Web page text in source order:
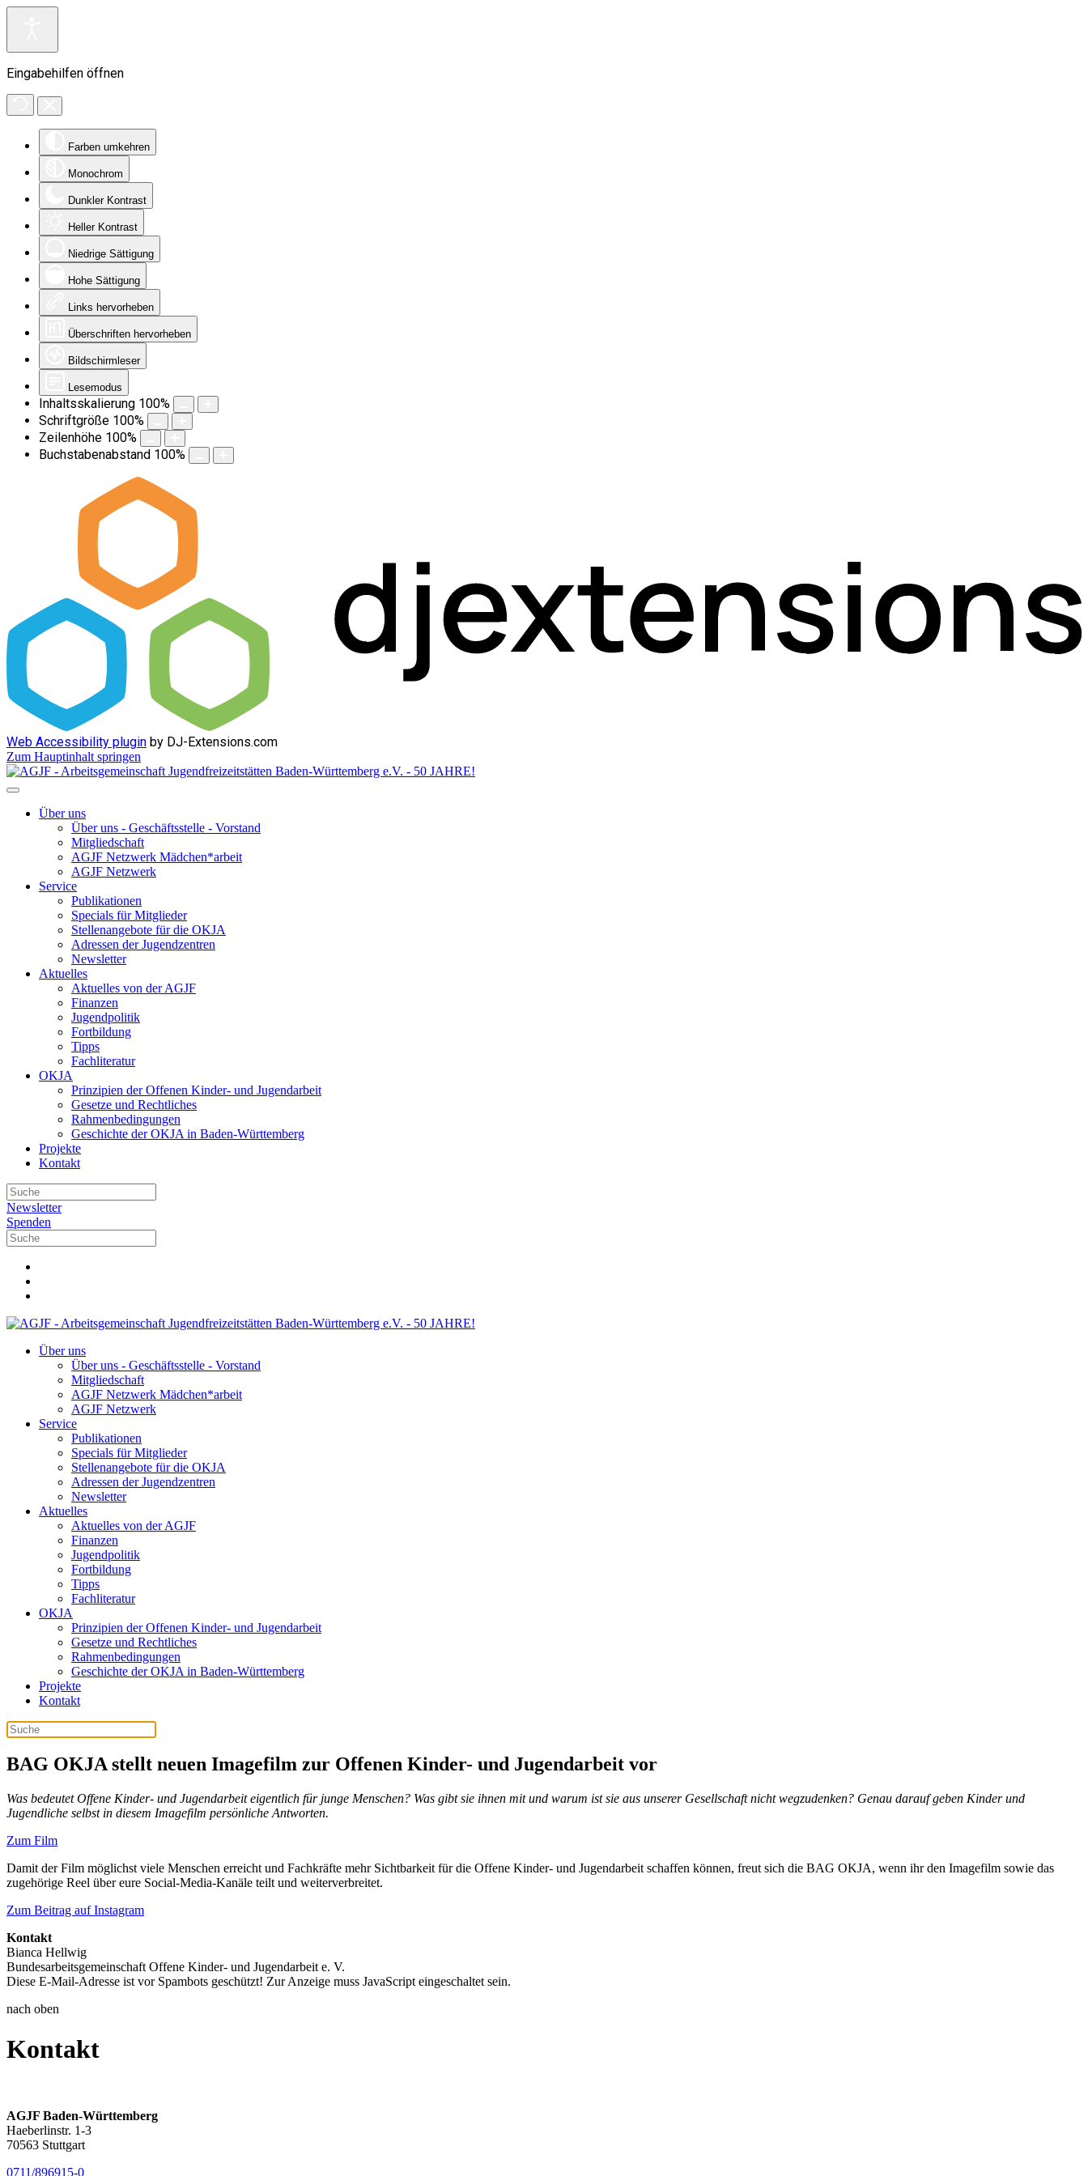
Eingabehilfen öffnen
Farben umkehren
Monochrom
Dunkler Kontrast
Heller Kontrast
Niedrige Sättigung
Hohe Sättigung
Links hervorheben
Überschriften hervorheben
Bildschirmleser
Lesemodus
Inhaltsskalierung 100%
Schriftgröße 100%
Zeilenhöhe 100%
Buchstabenabstand 100%
Web Accessibility plugin by DJ-Extensions.com
Zum Hauptinhalt springen
Über uns
Über uns - Geschäftsstelle - Vorstand
Mitgliedschaft
AGJF Netzwerk Mädchen*arbeit
AGJF Netzwerk
Service
Publikationen
Specials für Mitglieder
Stellenangebote für die OKJA
Adressen der Jugendzentren
Newsletter
Aktuelles
Aktuelles von der AGJF
Finanzen
Jugendpolitik
Fortbildung
Tipps
Fachliteratur
OKJA
Prinzipien der Offenen Kinder- und Jugendarbeit
Gesetze und Rechtliches
Rahmenbedingungen
Geschichte der OKJA in Baden-Württemberg
Projekte
Kontakt
Newsletter
Spenden
Über uns
Über uns - Geschäftsstelle - Vorstand
Mitgliedschaft
AGJF Netzwerk Mädchen*arbeit
AGJF Netzwerk
Service
Publikationen
Specials für Mitglieder
Stellenangebote für die OKJA
Adressen der Jugendzentren
Newsletter
Aktuelles
Aktuelles von der AGJF
Finanzen
Jugendpolitik
Fortbildung
Tipps
Fachliteratur
OKJA
Prinzipien der Offenen Kinder- und Jugendarbeit
Gesetze und Rechtliches
Rahmenbedingungen
Geschichte der OKJA in Baden-Württemberg
Projekte
Kontakt
BAG OKJA stellt neuen Imagefilm zur Offenen Kinder- und Jugendarbeit vor
Was bedeutet Offene Kinder- und Jugendarbeit eigentlich für junge Menschen? Was gibt sie ihnen mit und warum ist sie aus unserer Gesellschaft nicht wegzudenken? Genau darauf geben Kinder und
Jugendliche selbst in diesem Imagefilm persönliche Antworten.
Zum Film
Damit der Film möglichst viele Menschen erreicht und Fachkräfte mehr Sichtbarkeit für die Offene Kinder- und Jugendarbeit schaffen können, freut sich die BAG OKJA, wenn ihr den Imagefilm sowie das
zugehörige Reel über eure Social-Media-Kanäle teilt und weiterverbreitet.
Zum Beitrag auf Instagram
Kontakt
Bianca Hellwig
Bundesarbeitsgemeinschaft Offene Kinder- und Jugendarbeit e. V.
Diese E-Mail-Adresse ist vor Spambots geschützt! Zur Anzeige muss JavaScript eingeschaltet sein.
nach oben
Kontakt
AGJF Baden-Württemberg
Haeberlinstr. 1-3
70563 Stuttgart
0711/896915-0